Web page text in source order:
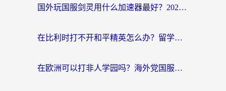
国外玩国服剑灵用什么加速器最好？2026海外玩家亲测指南（附魔兽世界怀旧服精灵之境加速技巧）
在比利时打不开和平精英怎么办？留学生亲测有效的国服游戏加速方案
在欧洲可以打非人学园吗？海外党国服游戏不卡顿的终极指南